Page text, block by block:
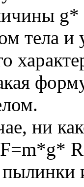
тела и
ни